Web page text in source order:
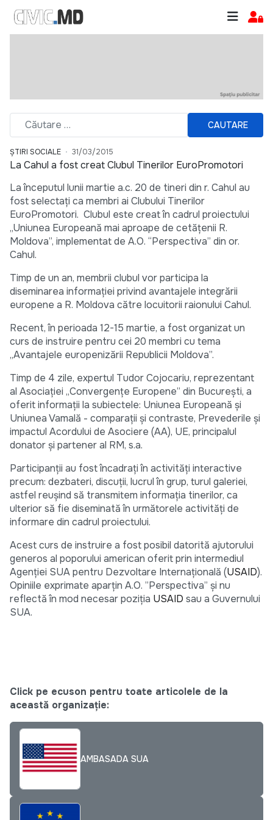
CAUTARE
ȘTIRI SOCIALE 31/03/2015
La Cahul a fost creat Clubul Tinerilor EuroPromotori
La începutul lunii martie a.c. 20 de tineri din r. Cahul au
fost selectaţi ca membri ai Clubului Tinerilor
EuroPromotori. Clubul este creat în cadrul proiectului
„Uniunea Europeană mai aproape de cetăţenii R.
Moldova”, implementat de A.O. “Perspectiva” din or.
Cahul.
Timp de un an, membrii clubul vor participa la
diseminarea informaţiei privind avantajele integrării
europene a R. Moldova către locuitorii raionului Cahul.
Recent, în perioada 12-15 martie, a fost organizat un
curs de instruire pentru cei 20 membri cu tema
„Avantajele europenizării Republicii Moldova”.
Timp de 4 zile, expertul Tudor Cojocariu, reprezentant
al Asociaţiei „Convergenţe Europene” din Bucureşti, a
oferit informaţii la subiectele: Uniunea Europeană și
Uniunea Vamală - comparații și contraste, Prevederile și
impactul Acordului de Asociere (AA), UE, principalul
donator și partener al RM, s.a.
Participanţii au fost încadraţi în activităţi interactive
precum: dezbateri, discuţii, lucrul în grup, turul galeriei,
astfel reuşind să transmitem informaţia tinerilor, ca
ulterior să fie diseminată în următorele activităţi de
informare din cadrul proiectului.
Acest curs de instruire a fost posibil datorită ajutorului
generos al poporului american oferit prin intermediul
Agenţiei SUA pentru Dezvoltare Internaţională (USAID).
Opiniile exprimate aparţin A.O. ”Perspectiva” și nu
reflectă în mod necesar poziţia USAID sau a Guvernului
SUA.
Click pe ecuson pentru toate articolele de la
această organizație:
AMBASADA SUA